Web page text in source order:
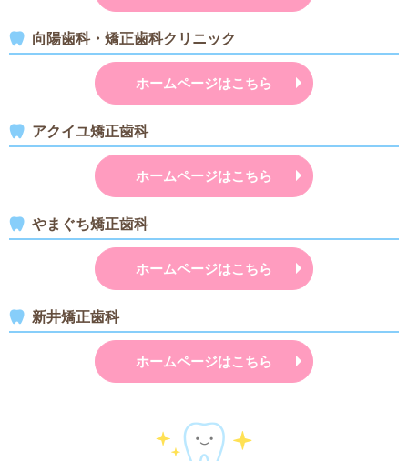
向陽歯科・矯正歯科クリニック
ホームページはこちら
アクイユ矯正歯科
ホームページはこちら
やまぐち矯正歯科
ホームページはこちら
新井矯正歯科
ホームページはこちら